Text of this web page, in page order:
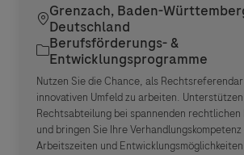
Standort
Grenzach, Baden-
Deutschland
Kategorie
Berufsförderungs- &
Entwicklungsprogramme
Nutzen Sie die Chance, als
innovativen Umfeld zu arbeiten.
Rechtsabteilung bei spannenden
und bringen Sie Ihre
Arbeitszeiten und